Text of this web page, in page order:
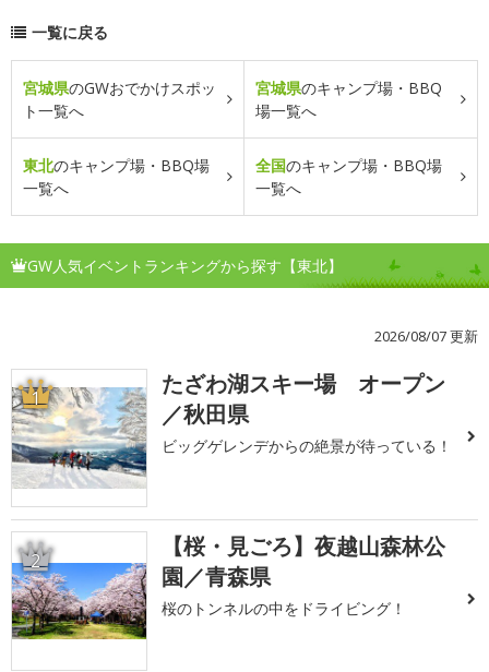
一覧に戻る
宮城県のGWおでかけスポッ
ト一覧へ
宮城県のキャンプ場・BBQ
場一覧へ
東北のキャンプ場・BBQ場
一覧へ
全国のキャンプ場・BBQ場
一覧へ
GW人気イベントランキングから探す【東北】
2026/08/07 更新
1
たざわ湖スキー場 オープン
／秋田県
ビッグゲレンデからの絶景が待っている！
2
【桜・見ごろ】夜越山森林公
園／青森県
桜のトンネルの中をドライビング！